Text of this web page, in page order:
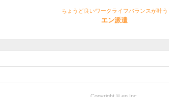
ちょうど良いワークライフバランスが叶う
エン派遣